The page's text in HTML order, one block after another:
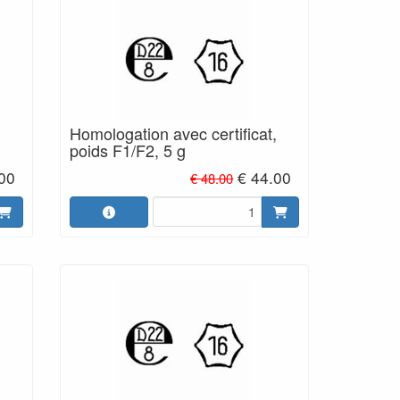
Homologation avec certificat,
poids F1/F2, 5 g
€ 48.00 € 44.00